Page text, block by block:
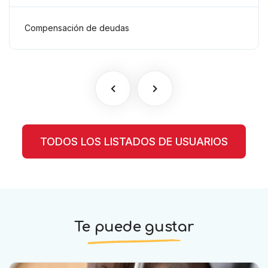
comprobados según el artículo
6(2)(b) del Anexo 2 RSTP FIFA
Compensación de deudas
TODOS LOS LISTADOS DE USUARIOS
Te puede gustar